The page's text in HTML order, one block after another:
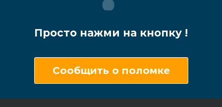
Просто нажми на кнопку !
Сообщить о поломке